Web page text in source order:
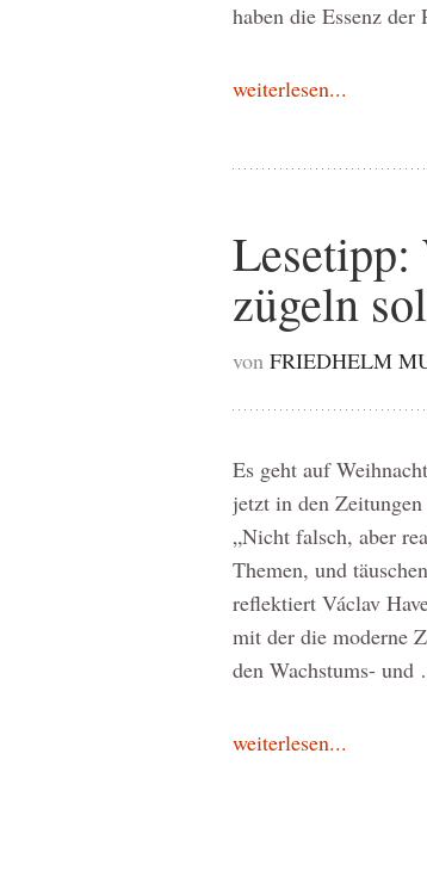
haben die Essenz
weiterlesen...
Lesetipp:
zügeln
von FRIEDHELM
Es geht auf
jetzt in den
„Nicht falsch, aber
Themen, und
reflektiert Václav
mit der die moderne
den Wachstums-
weiterlesen...